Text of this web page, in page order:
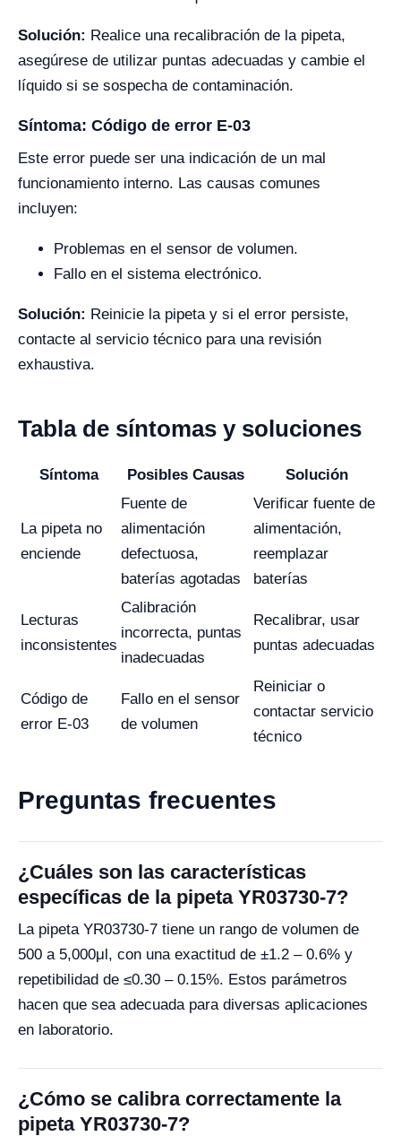
Solución: Realice una recalibración de la pipeta,
asegúrese de utilizar puntas adecuadas y cambie el
líquido si se sospecha de contaminación.
Síntoma: Código de error E-03
Este error puede ser una indicación de un mal
funcionamiento interno. Las causas comunes
incluyen:
Problemas en el sensor de volumen.
Fallo en el sistema electrónico.
Solución: Reinicie la pipeta y si el error persiste,
contacte al servicio técnico para una revisión
exhaustiva.
Tabla de síntomas y soluciones
Síntoma Posibles Causas Solución
La pipeta no
enciende
Fuente de
alimentación
defectuosa,
baterías agotadas
Verificar fuente de
alimentación,
reemplazar
baterías
Lecturas
inconsistentes
Calibración
incorrecta, puntas
inadecuadas
Recalibrar, usar
puntas adecuadas
Código de
error E-03
Fallo en el sensor
de volumen
Reiniciar o
contactar servicio
técnico
Preguntas frecuentes
¿Cuáles son las características
específicas de la pipeta YR03730-7?
La pipeta YR03730-7 tiene un rango de volumen de
500 a 5,000μl, con una exactitud de ±1.2 – 0.6% y
repetibilidad de ≤0.30 – 0.15%. Estos parámetros
hacen que sea adecuada para diversas aplicaciones
en laboratorio.
¿Cómo se calibra correctamente la
pipeta YR03730-7?